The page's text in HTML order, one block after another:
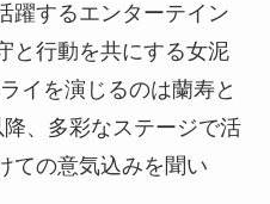
躍するエンターテイン
と行動を共にする女泥
イを演じるのは蘭寿と
、多彩なステージで活
ての意気込みを聞い